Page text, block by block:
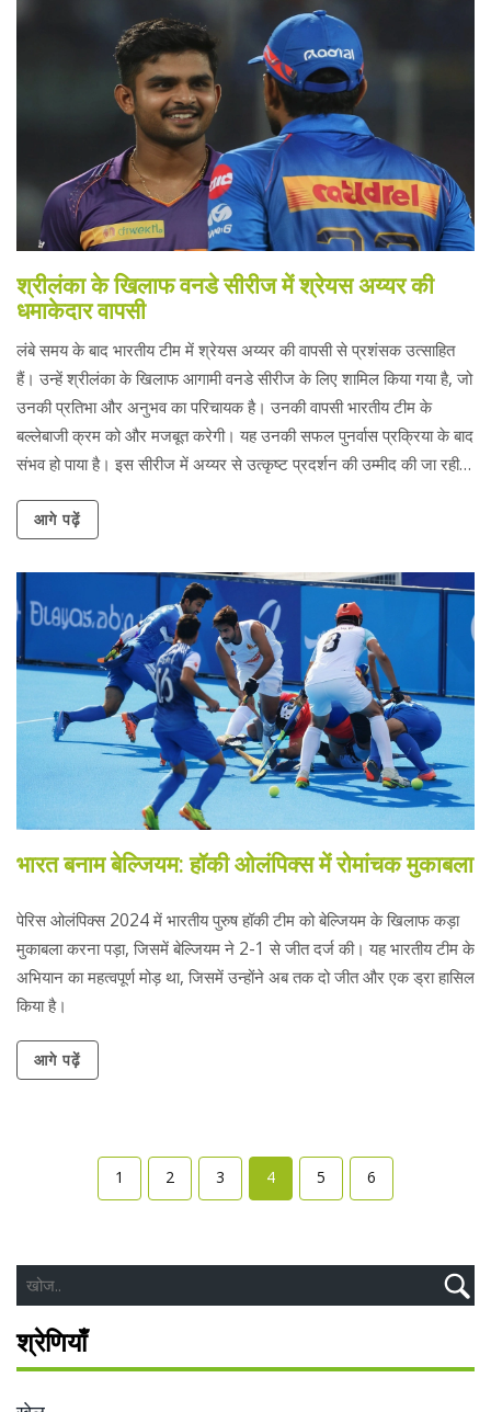
श्रीलंका के खिलाफ वनडे सीरीज में श्रेयस अय्यर की
धमाकेदार वापसी
लंबे समय के बाद भारतीय टीम में श्रेयस अय्यर की वापसी से प्रशंसक उत्साहित
हैं। उन्हें श्रीलंका के खिलाफ आगामी वनडे सीरीज के लिए शामिल किया गया है, जो
उनकी प्रतिभा और अनुभव का परिचायक है। उनकी वापसी भारतीय टीम के
बल्लेबाजी क्रम को और मजबूत करेगी। यह उनकी सफल पुनर्वास प्रक्रिया के बाद
संभव हो पाया है। इस सीरीज में अय्यर से उत्कृष्ट प्रदर्शन की उम्मीद की जा रही
आगे पढ़ें
भारत बनाम बेल्जियम: हॉकी ओलंपिक्स में रोमांचक मुकाबला
पेरिस ओलंपिक्स 2024 में भारतीय पुरुष हॉकी टीम को बेल्जियम के खिलाफ कड़ा
मुकाबला करना पड़ा, जिसमें बेल्जियम ने 2-1 से जीत दर्ज की। यह भारतीय टीम के
अभियान का महत्वपूर्ण मोड़ था, जिसमें उन्होंने अब तक दो जीत और एक ड्रा हासिल
किया है।
आगे पढ़ें
1 2 3 4 5 6
श्रेणियाँ